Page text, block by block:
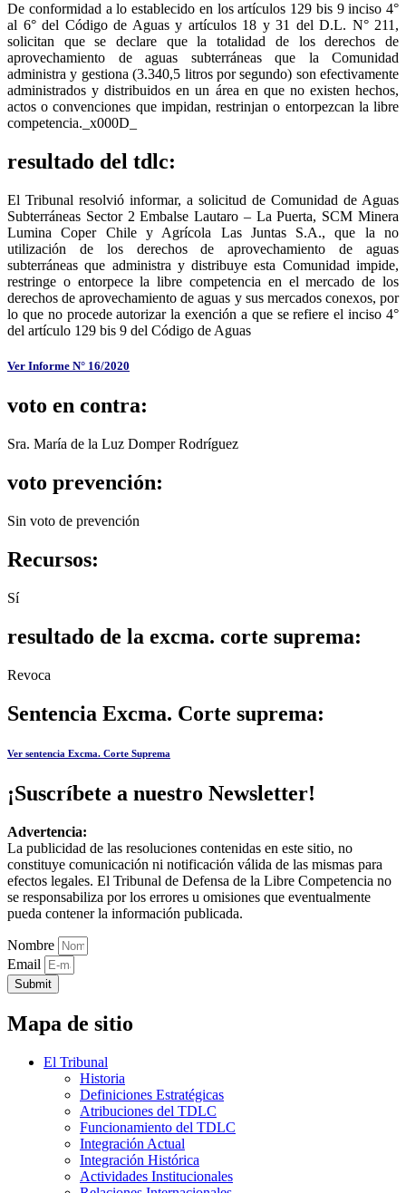
De conformidad a lo establecido en los artículos 129 bis 9 inciso 4°
al 6° del Código de Aguas y artículos 18 y 31 del D.L. N° 211,
solicitan que se declare que la totalidad de los derechos de
aprovechamiento de aguas subterráneas que la Comunidad
administra y gestiona (3.340,5 litros por segundo) son efectivamente
administrados y distribuidos en un área en que no existen hechos,
actos o convenciones que impidan, restrinjan o entorpezcan la libre
competencia._x000D_
resultado del tdlc:
El Tribunal resolvió informar, a solicitud de Comunidad de Aguas
Subterráneas Sector 2 Embalse Lautaro – La Puerta, SCM Minera
Lumina Coper Chile y Agrícola Las Juntas S.A., que la no
utilización de los derechos de aprovechamiento de aguas
subterráneas que administra y distribuye esta Comunidad impide,
restringe o entorpece la libre competencia en el mercado de los
derechos de aprovechamiento de aguas y sus mercados conexos, por
lo que no procede autorizar la exención a que se refiere el inciso 4°
del artículo 129 bis 9 del Código de Aguas
Ver Informe N° 16/2020
voto en contra:
Sra. María de la Luz Domper Rodríguez
voto prevención:
Sin voto de prevención
Recursos:
Sí
resultado de la excma. corte suprema:
Revoca
Sentencia Excma. Corte suprema:
Ver sentencia Excma. Corte Suprema
¡Suscríbete a nuestro Newsletter!
Advertencia:
La publicidad de las resoluciones contenidas en este sitio, no
constituye comunicación ni notificación válida de las mismas para
efectos legales. El Tribunal de Defensa de la Libre Competencia no
se responsabiliza por los errores u omisiones que eventualmente
pueda contener la información publicada.
Nombre
Email
Submit
Mapa de sitio
El Tribunal
Historia
Definiciones Estratégicas
Atribuciones del TDLC
Funcionamiento del TDLC
Integración Actual
Integración Histórica
Actividades Institucionales